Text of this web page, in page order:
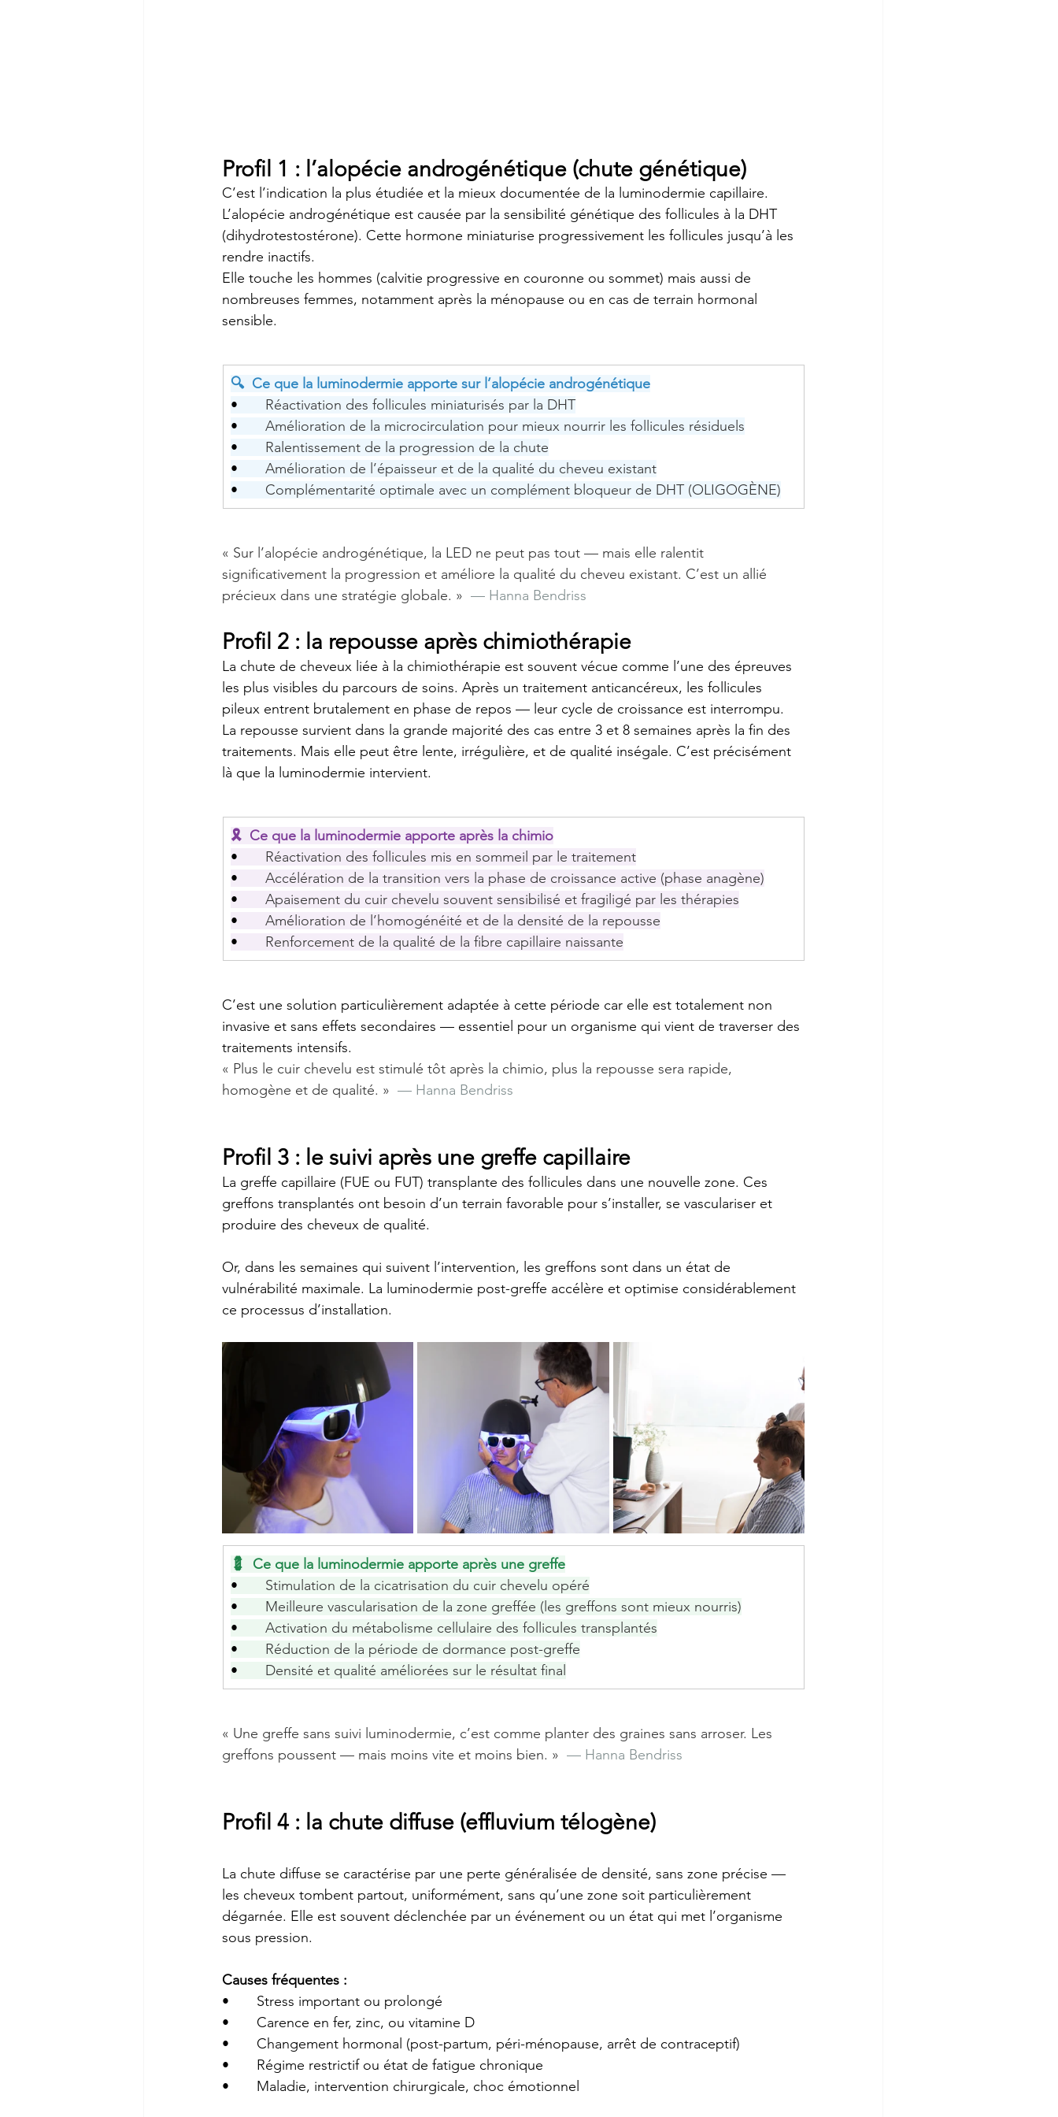
Profil 1 : l’alopécie androgénétique (chute génétique)
C’est l’indication la plus étudiée et la mieux documentée de la luminodermie capillaire.
L’alopécie androgénétique est causée par la sensibilité génétique des follicules à la DHT
(dihydrotestostérone). Cette hormone miniaturise progressivement les follicules jusqu’à les
rendre inactifs.
Elle touche les hommes (calvitie progressive en couronne ou sommet) mais aussi de
nombreuses femmes, notamment après la ménopause ou en cas de terrain hormonal
sensible.
🔍  Ce que la luminodermie apporte sur l’alopécie androgénétique
• Réactivation des follicules miniaturisés par la DHT
• Amélioration de la microcirculation pour mieux nourrir les follicules résiduels
• Ralentissement de la progression de la chute
• Amélioration de l’épaisseur et de la qualité du cheveu existant
• Complémentarité optimale avec un complément bloqueur de DHT (OLIGOGÈNE)
« Sur l’alopécie androgénétique, la LED ne peut pas tout — mais elle ralentit
significativement la progression et améliore la qualité du cheveu existant. C’est un allié
précieux dans une stratégie globale. » — Hanna Bendriss
Profil 2 : la repousse après chimiothérapie
La chute de cheveux liée à la chimiothérapie est souvent vécue comme l’une des épreuves
les plus visibles du parcours de soins. Après un traitement anticancéreux, les follicules
pileux entrent brutalement en phase de repos — leur cycle de croissance est interrompu.
La repousse survient dans la grande majorité des cas entre 3 et 8 semaines après la fin des
traitements. Mais elle peut être lente, irrégulière, et de qualité inségale. C’est précisément
là que la luminodermie intervient.
🎗️  Ce que la luminodermie apporte après la chimio
• Réactivation des follicules mis en sommeil par le traitement
• Accélération de la transition vers la phase de croissance active (phase anagène)
• Apaisement du cuir chevelu souvent sensibilisé et fragiligé par les thérapies
• Amélioration de l’homogénéité et de la densité de la repousse
• Renforcement de la qualité de la fibre capillaire naissante
C’est une solution particulièrement adaptée à cette période car elle est totalement non
invasive et sans effets secondaires — essentiel pour un organisme qui vient de traverser des
traitements intensifs.
« Plus le cuir chevelu est stimulé tôt après la chimio, plus la repousse sera rapide,
homogène et de qualité. » — Hanna Bendriss
Profil 3 : le suivi après une greffe capillaire
La greffe capillaire (FUE ou FUT) transplante des follicules dans une nouvelle zone. Ces
greffons transplantés ont besoin d’un terrain favorable pour s’installer, se vasculariser et
produire des cheveux de qualité.
Or, dans les semaines qui suivent l’intervention, les greffons sont dans un état de
vulnérabilité maximale. La luminodermie post-greffe accélère et optimise considérablement
ce processus d’installation.
💈  Ce que la luminodermie apporte après une greffe
• Stimulation de la cicatrisation du cuir chevelu opéré
• Meilleure vascularisation de la zone greffée (les greffons sont mieux nourris)
• Activation du métabolisme cellulaire des follicules transplantés
• Réduction de la période de dormance post-greffe
• Densité et qualité améliorées sur le résultat final
« Une greffe sans suivi luminodermie, c’est comme planter des graines sans arroser. Les
greffons poussent — mais moins vite et moins bien. » — Hanna Bendriss
Profil 4 : la chute diffuse (effluvium télogène)
La chute diffuse se caractérise par une perte généralisée de densité, sans zone précise —
les cheveux tombent partout, uniformément, sans qu’une zone soit particulièrement
dégarnée. Elle est souvent déclenchée par un événement ou un état qui met l’organisme
sous pression.
Causes fréquentes :
•       Stress important ou prolongé
•       Carence en fer, zinc, ou vitamine D
•       Changement hormonal (post-partum, péri-ménopause, arrêt de contraceptif)
•       Régime restrictif ou état de fatigue chronique
•       Maladie, intervention chirurgicale, choc émotionnel